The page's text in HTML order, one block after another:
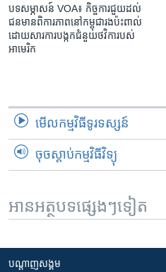
បទសម្ភាសន៍ VOA៖ កិច្ចការ​ជួយ​ដល់​
ជន​មាន​ពិការភាព​នៅកម្ពុជា​រង​ប៉ះពាល់​
ដោយសារ​ការ​បង្កក​ជំនួយ​ថវិកា​របស់​
អាមេរិក
មើល​កម្មវិធី​ទូរទស្សន៍
ចុចស្តាប់កម្មវិធីវិទ្យុ
អានអត្ថបទផ្សេងៗទៀត
បណ្តាញ​សង្គម